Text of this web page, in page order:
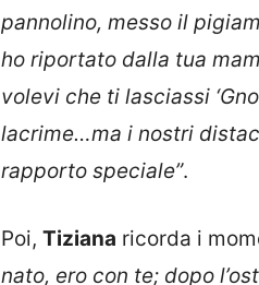
pannolino, messo il
ho riportato dalla tua
volevi che ti lasciassi
lacrime…ma i nostri
rapporto speciale”.
Poi, Tiziana ricorda i
nato, ero con te; dopo